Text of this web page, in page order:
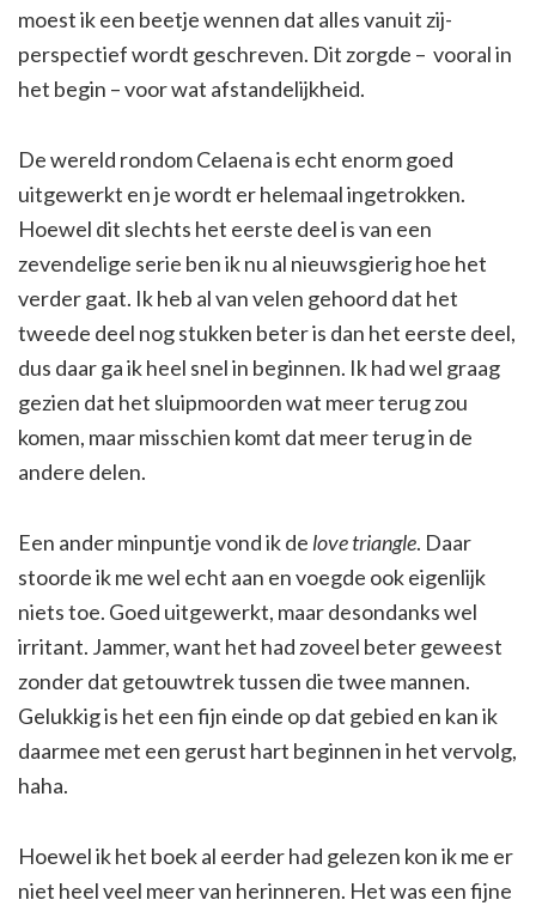
moest ik een beetje wennen dat alles vanuit zij-
perspectief wordt geschreven. Dit zorgde – vooral in
het begin – voor wat afstandelijkheid.
De wereld rondom Celaena is echt enorm goed
uitgewerkt en je wordt er helemaal ingetrokken.
Hoewel dit slechts het eerste deel is van een
zevendelige serie ben ik nu al nieuwsgierig hoe het
verder gaat. Ik heb al van velen gehoord dat het
tweede deel nog stukken beter is dan het eerste deel,
dus daar ga ik heel snel in beginnen. Ik had wel graag
gezien dat het sluipmoorden wat meer terug zou
komen, maar misschien komt dat meer terug in de
andere delen.
Een ander minpuntje vond ik de love triangle. Daar
stoorde ik me wel echt aan en voegde ook eigenlijk
niets toe. Goed uitgewerkt, maar desondanks wel
irritant. Jammer, want het had zoveel beter geweest
zonder dat getouwtrek tussen die twee mannen.
Gelukkig is het een fijn einde op dat gebied en kan ik
daarmee met een gerust hart beginnen in het vervolg,
haha.
Hoewel ik het boek al eerder had gelezen kon ik me er
niet heel veel meer van herinneren. Het was een fijne